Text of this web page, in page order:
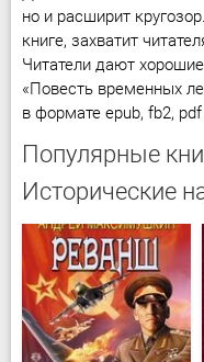
но и расширит
книге, захватит
Читатели дают
«Повесть временных
в формате epub, fb2,
Популярные
Исторические